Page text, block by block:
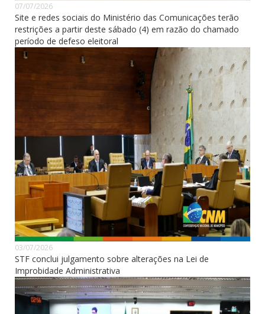
07/07/2026
Site e redes sociais do Ministério das Comunicações terão
restrições a partir deste sábado (4) em razão do chamado
período de defeso eleitoral
03/07/2026
STF conclui julgamento sobre alterações na Lei de
Improbidade Administrativa